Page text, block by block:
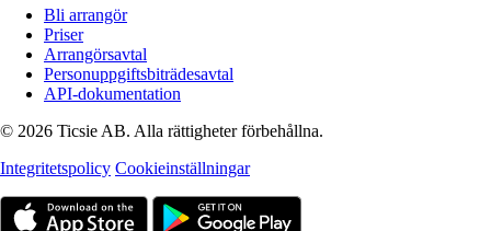
Bli arrangör
Priser
Arrangörsavtal
Personuppgiftsbiträdesavtal
API-dokumentation
© 2026 Ticsie AB. Alla rättigheter förbehållna.
Integritetspolicy Cookieinställningar